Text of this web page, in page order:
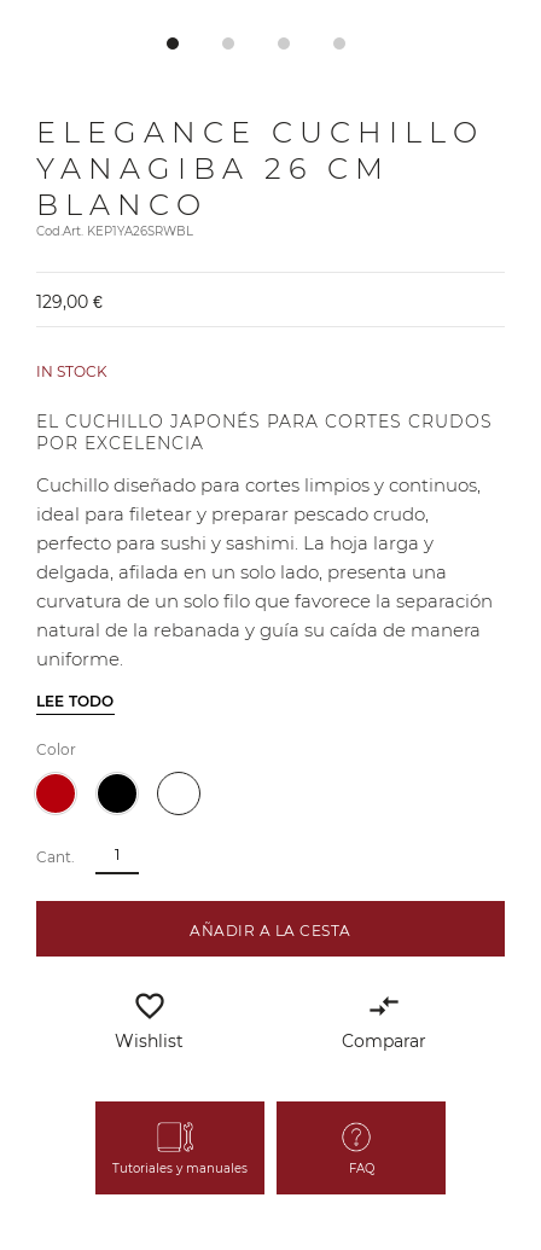
ELEGANCE CUCHILLO
YANAGIBA 26 CM
BLANCO
Cod.Art. KEP1YA26SRWBL
129,00 €
IN STOCK
EL CUCHILLO JAPONÉS PARA CORTES CRUDOS
POR EXCELENCIA
Cuchillo diseñado para cortes limpios y continuos,
ideal para filetear y preparar pescado crudo,
perfecto para sushi y sashimi. La hoja larga y
delgada, afilada en un solo lado, presenta una
curvatura de un solo filo que favorece la separación
natural de la rebanada y guía su caída de manera
uniforme.
LEE TODO
Color
Cant.
AÑADIR A LA CESTA
favorite_border
Wishlist
compare_arrows
Comparar
Tutoriales y manuales FAQ